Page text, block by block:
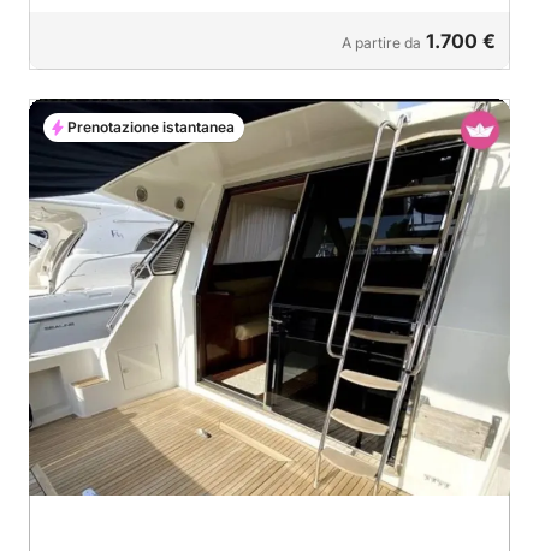
A partire da 1.700 €
Prenotazione istantanea